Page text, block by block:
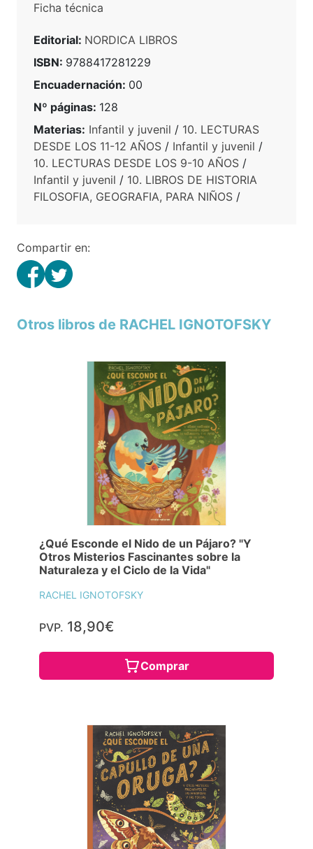
Ficha técnica
Editorial: NORDICA LIBROS
ISBN: 9788417281229
Encuadernación: 00
Nº páginas: 128
Materias: Infantil y juvenil / 10. LECTURAS
DESDE LOS 11-12 AÑOS / Infantil y juvenil /
10. LECTURAS DESDE LOS 9-10 AÑOS /
Infantil y juvenil / 10. LIBROS DE HISTORIA
FILOSOFIA, GEOGRAFIA, PARA NIÑOS /
Compartir en:
Otros libros de RACHEL IGNOTOFSKY
¿Qué Esconde el Nido de un Pájaro? "Y
Otros Misterios Fascinantes sobre la
Naturaleza y el Ciclo de la Vida"
RACHEL IGNOTOFSKY
PVP. 18,90€
Comprar